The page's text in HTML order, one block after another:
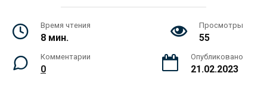
Время чтения
8 мин.
Просмотры
55
Комментарии
0
Опубликовано
21.02.2023